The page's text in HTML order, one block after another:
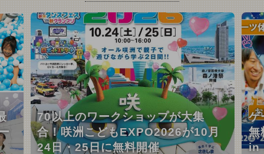
70以上のワークショップが大集
合！咲洲こどもEXPO2026が10月
24日・25日に無料開催
ゲ
無
in